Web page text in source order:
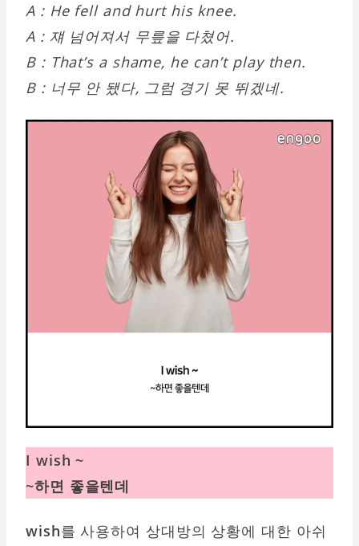
A : He fell and hurt his knee.
A : 쟤 넘어져서 무릎을 다쳤어.
B : That’s a shame, he can’t play then.
B : 너무 안 됐다, 그럼 경기 못 뛰겠네.
I wish ~
~하면 좋을텐데
wish를 사용하여 상대방의 상황에 대한 아쉬